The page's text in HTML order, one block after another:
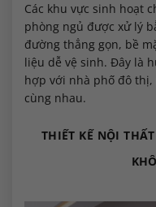
Các khu vực sinh hoạt
phòng ngủ được xử lý
đường thẳng gọn, bề
liệu dễ vệ sinh. Đây là
hợp với nhà phố đô
cùng nhau.
THIẾT KẾ NỘI